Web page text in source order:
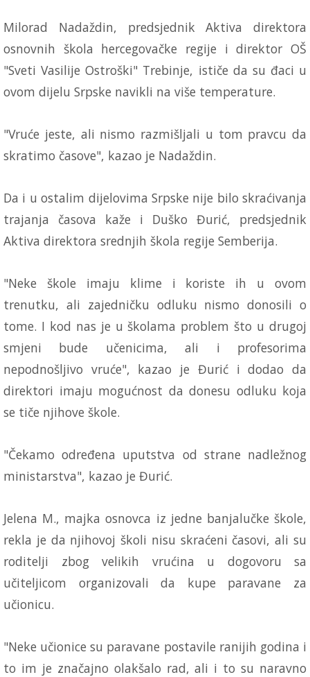
Milorad Nadaždin, predsjednik Aktiva direktora
osnovnih škola hercegovačke regije i direktor OŠ
"Sveti Vasilije Ostroški" Trebinje, ističe da su đaci u
ovom dijelu Srpske navikli na više temperature.
"Vruće jeste, ali nismo razmišljali u tom pravcu da
skratimo časove", kazao je Nadaždin.
Da i u ostalim dijelovima Srpske nije bilo skraćivanja
trajanja časova kaže i Duško Đurić, predsjednik
Aktiva direktora srednjih škola regije Semberija.
"Neke škole imaju klime i koriste ih u ovom
trenutku, ali zajedničku odluku nismo donosili o
tome. I kod nas je u školama problem što u drugoj
smjeni bude učenicima, ali i profesorima
nepodnošljivo vruće", kazao je Đurić i dodao da
direktori imaju mogućnost da donesu odluku koja
se tiče njihove škole.
"Čekamo određena uputstva od strane nadležnog
ministarstva", kazao je Đurić.
Jelena M., majka osnovca iz jedne banjalučke škole,
rekla je da njihovoj školi nisu skraćeni časovi, ali su
roditelji zbog velikih vrućina u dogovoru sa
učiteljicom organizovali da kupe paravane za
učionicu.
"Neke učionice su paravane postavile ranijih godina i
to im je značajno olakšalo rad, ali i to su naravno